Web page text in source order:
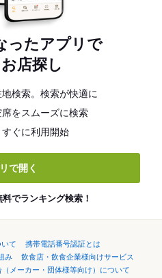
ったアプリで
店探し
検索。検索が快適に
をスムーズに検索
ぐに利用開始
で開く
でランキング検索！
て
携帯電話番号認証とは
み
飲食店・飲食企業様向けサービス
（メーカー・団体様等向け）について